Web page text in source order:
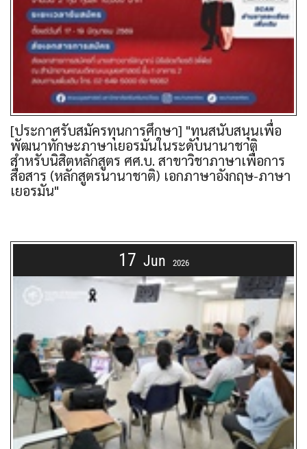
[ประกาศรับสมัครทุนการศึกษา] "ทุนสนับสนุนเพื่อ
พัฒนาทักษะภาษาเยอรมันในระดับนานาชาติ
สำหรับนิสิตหลักสูตร ศศ.บ. สาขาวิชาภาษาเพื่อการ
สื่อสาร (หลักสูตรนานาชาติ) เอกภาษาอังกฤษ-ภาษา
เยอรมัน"
17 Jun 2026